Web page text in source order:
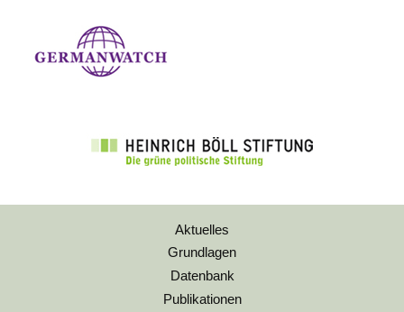
Aktuelles
Grundlagen
Datenbank
Publikationen